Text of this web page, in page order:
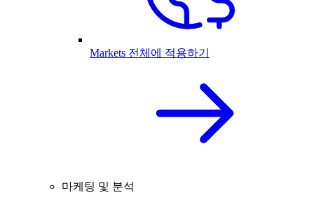
Markets 전체에 적용하기
마케팅 및 분석